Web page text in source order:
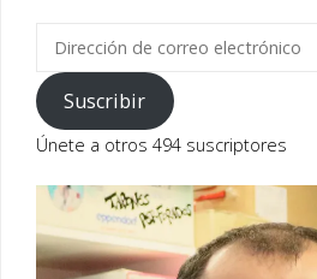
Dirección
correo
electrónico
Suscribir
Únete a otros 494 suscriptores